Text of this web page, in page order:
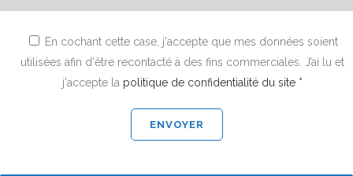
En cochant cette case, j'accepte que mes données soient
utilisées afin d'être recontacté à des fins commerciales. J’ai lu et
j'accepte la politique de confidentialité du site *